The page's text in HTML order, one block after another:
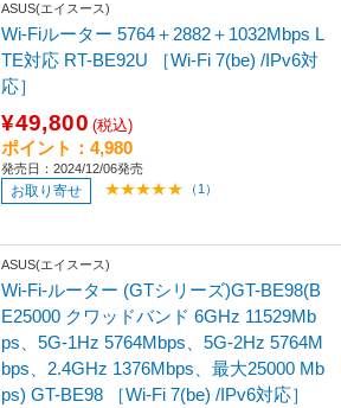
ASUS(エイスース)
Wi-Fiルーター 5764＋2882＋1032Mbps L
TE対応 RT-BE92U ［Wi-Fi 7(be) /IPv6対
応］
¥49,800 (税込)
ポイント：4,980
発売日：2024/12/06発売
お取り寄せ （1）
ASUS(エイスース)
Wi-Fi-ルーター (GTシリーズ)GT-BE98(B
E25000 クワッドバンド 6GHz 11529Mb
ps、5G-1Hz 5764Mbps、5G-2Hz 5764M
bps、2.4GHz 1376Mbps、最大25000 Mb
ps) GT-BE98 ［Wi-Fi 7(be) /IPv6対応］